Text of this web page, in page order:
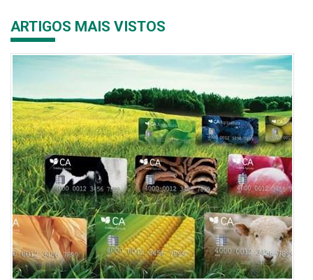
ARTIGOS MAIS VISTOS